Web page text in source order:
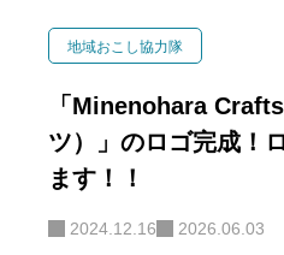
ナリワイ
地域おこし協力隊
「Minenohara
ツ）」のロゴ完成！
ます！！
2024.12.16 2026.06.03